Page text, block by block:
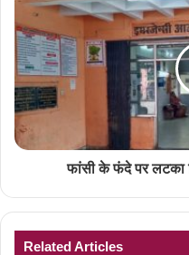
फांसी के फंदे पर लटका
Related Articles